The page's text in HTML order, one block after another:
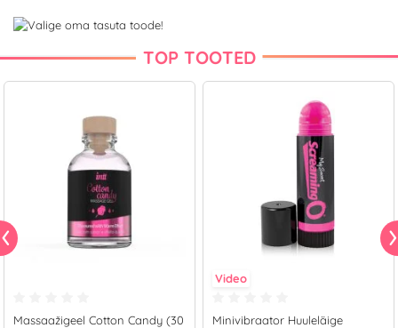
TOP TOOTED
Massaažigeel Cotton Candy (30
Video
Minivibraator Huuleläige